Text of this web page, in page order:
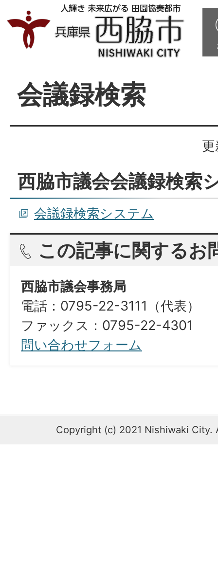
会議録検索
西脇市議会会議録検索
会議録検索システム
この記事に関するお
西脇市議会事務局
電話：0795-22-3111（代表）
ファックス：0795-22-4301
問い合わせフォーム
Copyright (c) 2021 Nishiwaki City.